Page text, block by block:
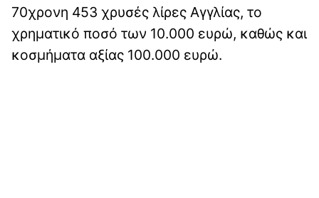
70χρονη 453 χρυσές λίρες Αγγλίας, το
χρηματικό ποσό των 10.000 ευρώ, καθώς και
κοσμήματα αξίας 100.000 ευρώ.